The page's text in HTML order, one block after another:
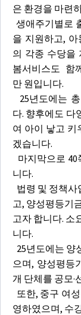
은 환경을 마련
생애주기별로
을 지원하고,
의 각종 수당을
봄서비스도 함
만 원입니다.
25년도에는
다. 향후에도 다
여 아이 낳고 키
겠습니다.
마지막으로
니다.
법령 및 정책
고, 양성평등기
고자 합니다. 소
니다.
25년도에는 양
으며, 양성평등
개 단체를 공모·
또한, 중구 여
영하였으며, 수